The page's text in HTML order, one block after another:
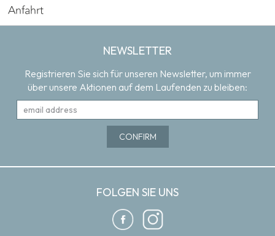
Anfahrt
NEWSLETTER
Registrieren Sie sich für unseren Newsletter, um immer
über unsere Aktionen auf dem Laufenden zu bleiben:
FOLGEN SIE UNS